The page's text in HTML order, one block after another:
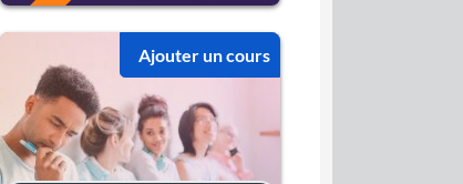
FREE
Ajouter un cours